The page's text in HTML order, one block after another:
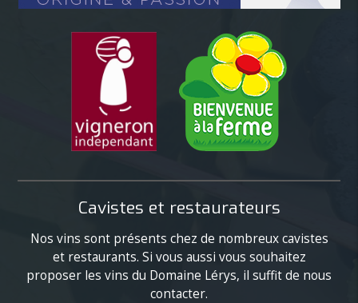
Cavistes et restaurateurs
Nos vins sont présents chez de nombreux cavistes
et restaurants. Si vous aussi vous souhaitez
proposer les vins du Domaine Lérys, il suffit de nous
contacter.